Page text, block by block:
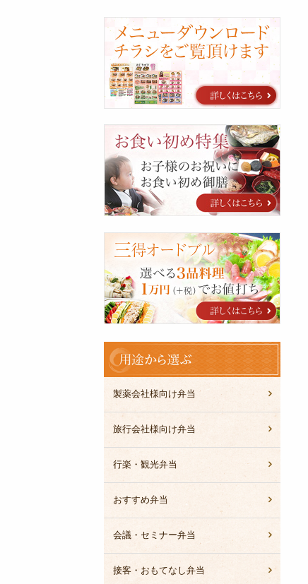
カ
ロ
グ
い
初
め
特
集
得
オ
ー
ド
ブ
ル
用
途
か
ら
ぶ
製薬会社様向け弁当
旅行会社様向け弁当
行楽・観光弁当
おすすめ弁当
会議・セミナー弁当
接客・おもてなし弁当